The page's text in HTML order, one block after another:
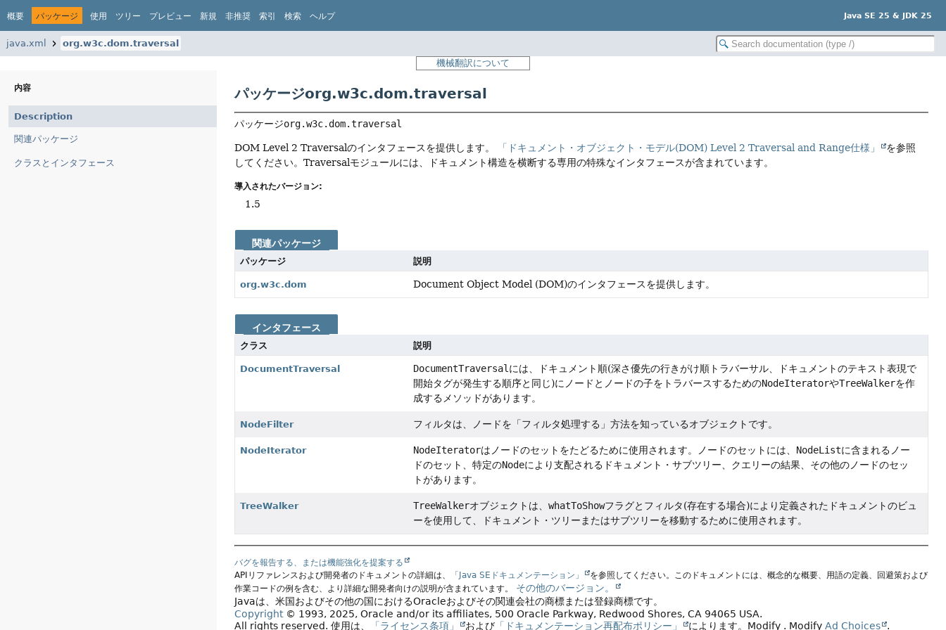
概要 パッケージ 使用 ツリー プレビュー 新規 非推奨 索引 検索 ヘルプ Java SE 25 & JDK 25
java.xml
org.w3c.dom.traversal
機械翻訳について
内容
Description
関連パッケージ
クラスとインタフェース
パッケージorg.w3c.dom.traversal
パッケージorg.w3c.dom.traversal
DOM Level 2 Traversalのインタフェースを提供します。 「ドキュメント・オブジェクト・モデル(DOM) Level 2 Traversal and Range仕様」
を参照
してください。Traversalモジュールには、ドキュメント構造を横断する専用の特殊なインタフェースが含まれています。
導入されたバージョン:
1.5
関連パッケージ
パッケージ 説明
org.w3c.dom Document Object Model (DOM)のインタフェースを提供します。
インタフェース
クラス 説明
DocumentTraversal DocumentTraversal には、ドキュメント順(深さ優先の行きがけ順トラバーサル、ドキュメントのテキスト表現で
開始タグが発生する順序と同じ)にノードとノードの子をトラバースするためのNodeIteratorやTreeWalkerを作
成するメソッドがあります。
NodeFilter フィルタは、ノードを「フィルタ処理する」方法を知っているオブジェクトです。
NodeIterator NodeIteratorはノードのセットをたどるために使用されます。ノードのセットには、 NodeListに含まれるノー
ドのセット、特定のNodeにより支配されるドキュメント・サブツリー、クエリーの結果、その他のノードのセッ
トがあります。
TreeWalker TreeWalkerオブジェクトは、whatToShowフラグとフィルタ(存在する場合)により定義されたドキュメントのビュ
ーを使用して、ドキュメント・ツリーまたはサブツリーを移動するために使用されます。
バグを報告する、または機能強化を提案する
APIリファレンスおよび開発者のドキュメントの詳細は、
「Java SEドキュメンテーション」
を参照してください。このドキュメントには、概念的な概要、用語の定義、回避策および
作業コードの例を含む、より詳細な開発者向けの説明が含まれています。
その他のバージョン。
Javaは、米国およびその他の国におけるOracleおよびその関連会社の商標または登録商標です。
Copyright© 1993, 2025, Oracle and/or its affiliates, 500 Oracle Parkway, Redwood Shores, CA 94065 USA.
All rights reserved.使用は、 「ライセンス条項」 および 「ドキュメンテーション再配布ポリシー」 によります。 Modify . ModifyAd Choices .